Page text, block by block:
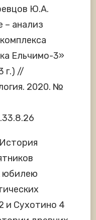
Ю.А.
– анализ
Ельчимо-3»
г.) //
2020. №
юбилею
и Сухотино 4